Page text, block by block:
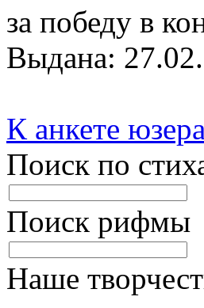
за победу в
Выданa:
К анкете юзера
Поиск по
Поиск рифмы
Наше